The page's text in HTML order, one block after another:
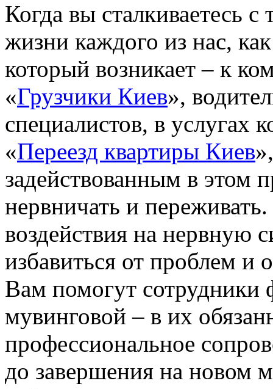
Когда вы сталкиваетесь
жизни каждого из нас,
который возникает – к
«Грузчики Киев»,
специалистов, в услугах
«Переезд квартиры Киев
задействованным в этом
нервничать и
воздействия на нервную
избавиться от проблем и
Вам помогут
мувинговой – в их
профессиональное
до завершения на новом